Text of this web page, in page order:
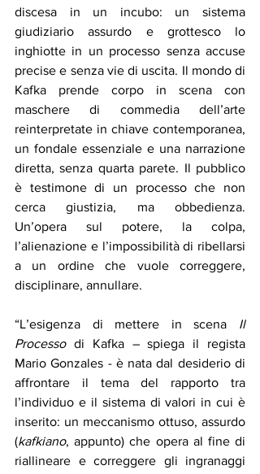
discesa in un incubo: un sistema
giudiziario assurdo e grottesco lo
inghiotte in un processo senza accuse
precise e senza vie di uscita. Il mondo di
Kafka prende corpo in scena con
maschere di commedia dell’arte
reinterpretate in chiave contemporanea,
un fondale essenziale e una narrazione
diretta, senza quarta parete. Il pubblico
è testimone di un processo che non
cerca giustizia, ma obbedienza.
Un’opera sul potere, la colpa,
l’alienazione e l’impossibilità di ribellarsi
a un ordine che vuole correggere,
disciplinare, annullare.
“L’esigenza di mettere in scena Il
Processo di Kafka – spiega il regista
Mario Gonzales - è nata dal desiderio di
affrontare il tema del rapporto tra
l’individuo e il sistema di valori in cui è
inserito: un meccanismo ottuso, assurdo
(kafkiano, appunto) che opera al fine di
riallineare e correggere gli ingranaggi